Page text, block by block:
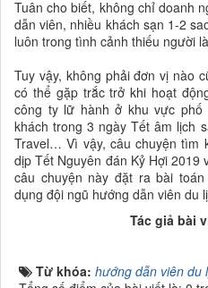
Tuân cho biết, không chỉ doanh
dẫn viên, nhiều khách sạn 1-2
luôn trong tình cảnh thiếu người
Tuy vậy, không phải đơn vị nào
có thể gặp trắc trở khi hoạt
công ty lữ hành ở khu vực
khách trong 3 ngày Tết âm lịch
Travel… Vì vậy, câu chuyện tìm
dịp Tết Nguyên đán Kỷ Hợi 2019
câu chuyện này đặt ra bài
dụng đội ngũ hướng dẫn viên du
Tác giả bài
Từ khóa: hướng dẫn viên du